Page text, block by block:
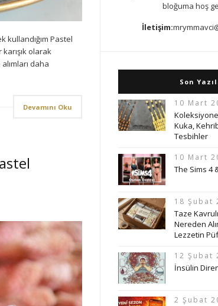
kullandığım Pastel
olarak
daha
Devamını Oku
bloğuma hoş
İletişim:
Son
10 Mart
Kuka,
Tesbihler
10 Mart
The Sims 4
18 Şubat
Taze
Nereden
Lezzetin
12 Şubat
İnsülin
2 Şubat